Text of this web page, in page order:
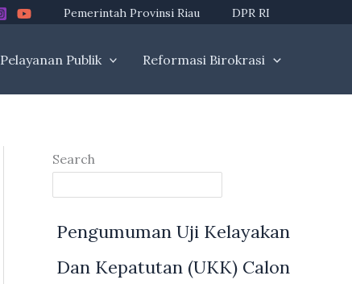
Pemerintah Provinsi Riau DPR RI
Pelayanan Publik Reformasi Birokrasi
Search
Pengumuman Uji Kelayakan
Dan Kepatutan (UKK) Calon